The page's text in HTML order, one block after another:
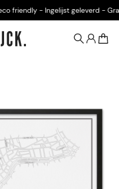
friendly - Ingelijst geleverd -